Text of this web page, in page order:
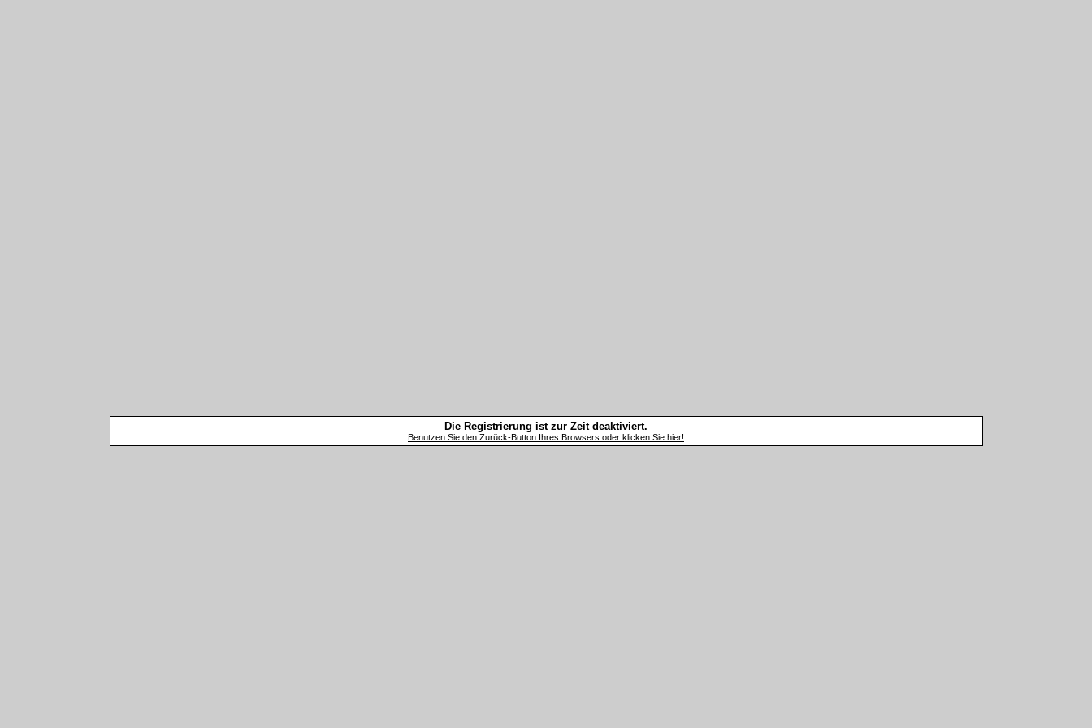
Die Registrierung ist zur Zeit deaktiviert.
Benutzen Sie den Zurück-Button Ihres Browsers oder klicken Sie hier!